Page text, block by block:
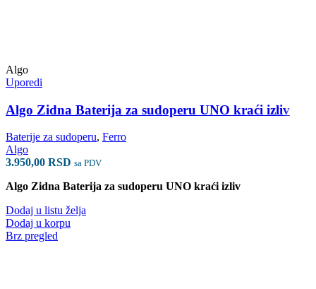
Algo
Uporedi
Algo Zidna Baterija za sudoperu UNO kraći izliv
Baterije za sudoperu, Ferro
Algo
3.950,00 RSD sa PDV
Algo Zidna Baterija za sudoperu UNO kraći izliv
Dodaj u listu želja
Dodaj u korpu
Brz pregled